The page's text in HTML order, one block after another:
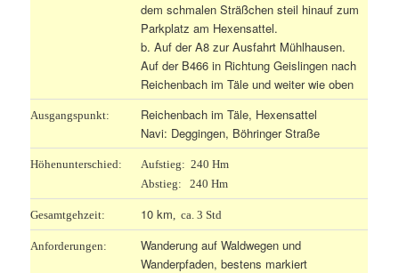
dem schmalen Sträßchen steil hinauf zum
Parkplatz am Hexensattel.
b. Auf der A8 zur Ausfahrt Mühlhausen.
Auf der B466 in Richtung Geislingen nach
Reichenbach im Täle und weiter wie oben
Ausgangspunkt:
Reichenbach im Täle, Hexensattel
Navi: Deggingen, Böhringer Straße
Höhenunterschied:
Aufstieg: 240 Hm
Abstieg: 240 Hm
Gesamtgehzeit: 10 km , ca. 3 Std
Anforderungen:
Wanderung auf Waldwegen und
Wanderpfaden, bestens markiert